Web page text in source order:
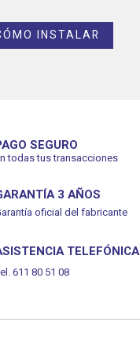
INSTALAR
SEGURO
todas tus transacciones
3 AÑOS
oficial del fabricante
TELEFÓNICA
611 80 51 08